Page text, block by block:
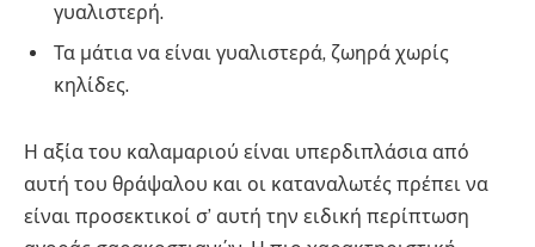
γυαλιστερή.
Τα μάτια να είναι γυαλιστερά, ζωηρά χωρίς
κηλίδες.
Η αξία του καλαμαριού είναι υπερδιπλάσια από
αυτή του θράψαλου και οι καταναλωτές πρέπει να
είναι προσεκτικοί σ’ αυτή την ειδική περίπτωση